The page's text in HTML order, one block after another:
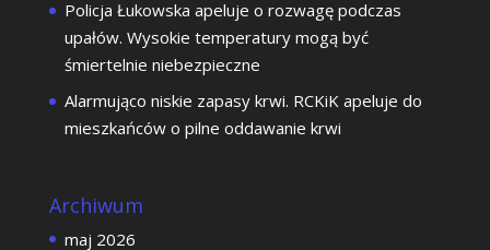
Policja Łukowska apeluje o rozwagę podczas
upałów. Wysokie temperatury mogą być
śmiertelnie niebezpieczne
Alarmująco niskie zapasy krwi. RCKiK apeluje do
mieszkańców o pilne oddawanie krwi
Archiwum
maj 2026